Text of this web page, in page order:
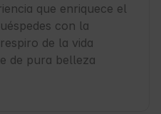
que enriquece el
con la
de la vida
de pura belleza